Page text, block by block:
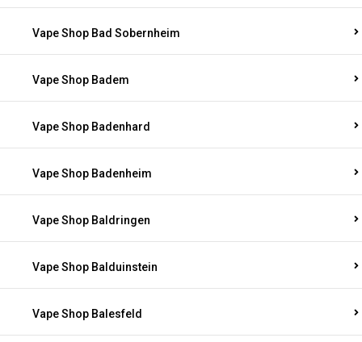
Vape Shop Bad Sobernheim
Vape Shop Badem
Vape Shop Badenhard
Vape Shop Badenheim
Vape Shop Baldringen
Vape Shop Balduinstein
Vape Shop Balesfeld